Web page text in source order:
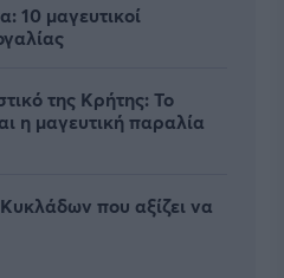
10 μαγευτικοί
της Κρήτης: Το
η μαγευτική παραλία
που αξίζει να